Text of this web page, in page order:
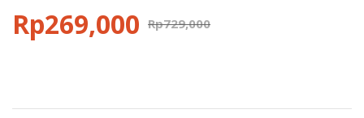
Rp729,000
Rp269,000